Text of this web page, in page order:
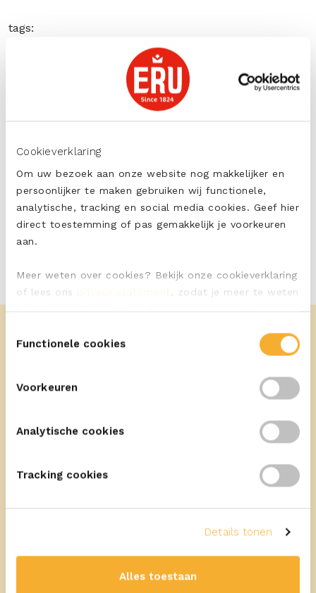
Cookieverklaring
Om uw bezoek aan onze website nog makkelijker en
persoonlijker te maken gebruiken wij functionele,
analytische, tracking en social media cookies. Geef hier
direct toestemming of pas gemakkelijk je voorkeuren
aan.
Meer weten over cookies? Bekijk onze cookieverklaring
of lees ons privacy statement
, zodat je meer te weten
Functionele cookies
Voorkeuren
Analytische cookies
Tracking cookies
Details tonen
Alles toestaan
tags:
PRINT